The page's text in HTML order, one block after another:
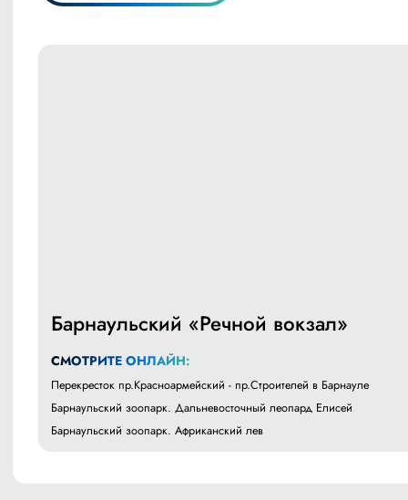
Барнаульский «Речной вокзал»
СМОТРИТЕ ОНЛАЙН:
Перекресток пр.Красноармейский - пр.Строителей в Барнауле
Барнаульский зоопарк. Дальневосточный леопард Елисей
Барнаульский зоопарк. Африканский лев